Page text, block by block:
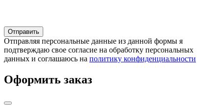
Отправляя персональные данные из данной формы я
подтверждаю свое согласие на обработку персональных
данных и соглашаюсь на политику конфиденциальности
Оформить заказ